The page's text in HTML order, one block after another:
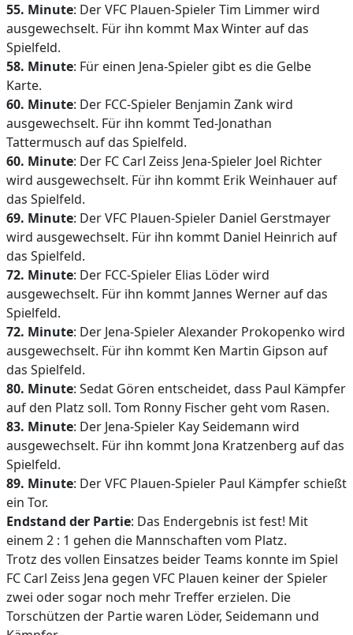
55. Minute: Der VFC Plauen-Spieler Tim Limmer wird
ausgewechselt. Für ihn kommt Max Winter auf das
Spielfeld.
58. Minute: Für einen Jena-Spieler gibt es die Gelbe
Karte.
60. Minute: Der FCC-Spieler Benjamin Zank wird
ausgewechselt. Für ihn kommt Ted-Jonathan
Tattermusch auf das Spielfeld.
60. Minute: Der FC Carl Zeiss Jena-Spieler Joel Richter
wird ausgewechselt. Für ihn kommt Erik Weinhauer auf
das Spielfeld.
69. Minute: Der VFC Plauen-Spieler Daniel Gerstmayer
wird ausgewechselt. Für ihn kommt Daniel Heinrich auf
das Spielfeld.
72. Minute: Der FCC-Spieler Elias Löder wird
ausgewechselt. Für ihn kommt Jannes Werner auf das
Spielfeld.
72. Minute: Der Jena-Spieler Alexander Prokopenko wird
ausgewechselt. Für ihn kommt Ken Martin Gipson auf
das Spielfeld.
80. Minute: Sedat Gören entscheidet, dass Paul Kämpfer
auf den Platz soll. Tom Ronny Fischer geht vom Rasen.
83. Minute: Der Jena-Spieler Kay Seidemann wird
ausgewechselt. Für ihn kommt Jona Kratzenberg auf das
Spielfeld.
89. Minute: Der VFC Plauen-Spieler Paul Kämpfer schießt
ein Tor.
Endstand der Partie: Das Endergebnis ist fest! Mit
einem 2 : 1 gehen die Mannschaften vom Platz.
Trotz des vollen Einsatzes beider Teams konnte im Spiel
FC Carl Zeiss Jena gegen VFC Plauen keiner der Spieler
zwei oder sogar noch mehr Treffer erzielen. Die
Torschützen der Partie waren Löder, Seidemann und